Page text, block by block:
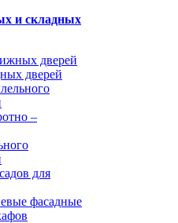
и складных
дверей
дверей
–
для
фасадные